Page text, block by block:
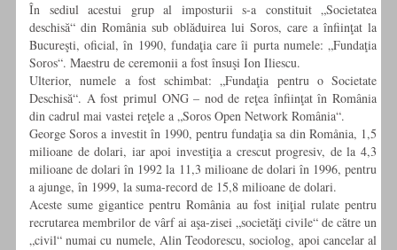
În sediul acestui grup al imposturii s-a constituit „Societatea
deschisă“ din România sub oblăduirea lui Soros, care a înfiinţat la
Bucureşti, oficial, în 1990, fundaţia care îi purta numele: „Fundaţia
Soros“. Maestru de ceremonii a fost însuşi Ion Iliescu.
Ulterior, numele a fost schimbat: „Fundaţia pentru o Societate
Deschisă“. A fost primul ONG – nod de reţea înfiinţat în România
din cadrul mai vastei reţele a „Soros Open Network România“.
George Soros a investit în 1990, pentru fundaţia sa din Romånia, 1,5
milioane de dolari, iar apoi investiţia a crescut progresiv, de la 4,3
milioane de dolari în 1992 la 11,3 milioane de dolari în 1996, pentru
a ajunge, în 1999, la suma-record de 15,8 milioane de dolari.
Aceste sume gigantice pentru România au fost iniţial rulate pentru
recrutarea membrilor de vârf ai aşa-zisei „societăţi civile“ de către un
„civil“ numai cu numele, Alin Teodorescu, sociolog, apoi cancelar al